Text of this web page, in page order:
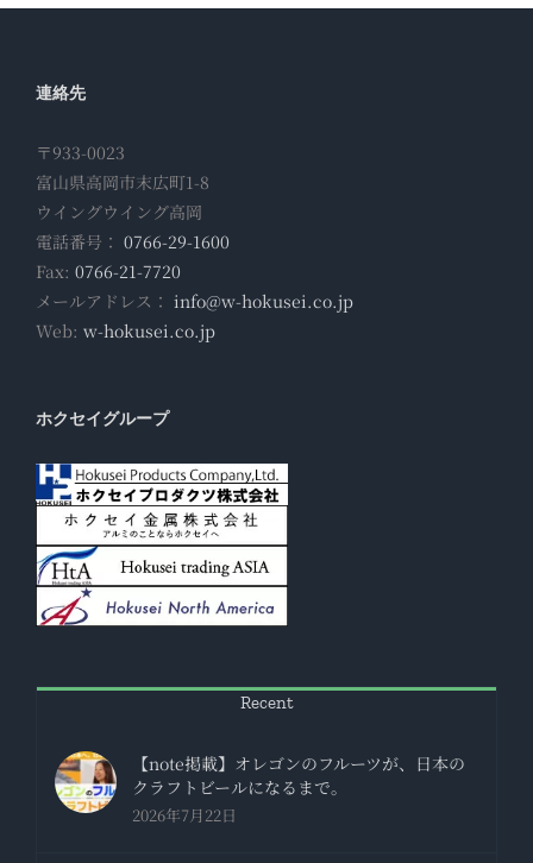
連絡先
〒933-0023
富山県高岡市末広町1-8
ウイングウイング高岡
電話番号： 0766-29-1600
Fax: 0766-21-7720
メールアドレス： info@w-hokusei.co.jp
Web: w-hokusei.co.jp
ホクセイグループ
Recent
【note掲載】オレゴンのフルーツが、日本の
クラフトビールになるまで。
2026年7月22日